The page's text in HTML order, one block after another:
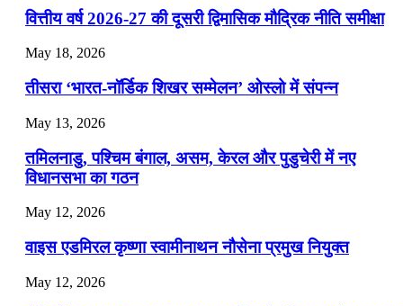
वित्तीय वर्ष 2026-27 की दूसरी द्विमासिक मौद्रिक नीति समीक्षा
May 18, 2026
तीसरा ‘भारत-नॉर्डिक शिखर सम्मेलन’ ओस्लो में संपन्न
May 13, 2026
तमिलनाडु, पश्चिम बंगाल, असम, केरल और पुडुचेरी में नए
विधानसभा का गठन
May 12, 2026
वाइस एडमिरल कृष्णा स्वामीनाथन नौसेना प्रमुख नियुक्त
May 12, 2026